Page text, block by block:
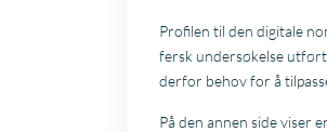
Profilen til den digitale
fersk undersøkelse
derfor behov for å
På den annen side viser